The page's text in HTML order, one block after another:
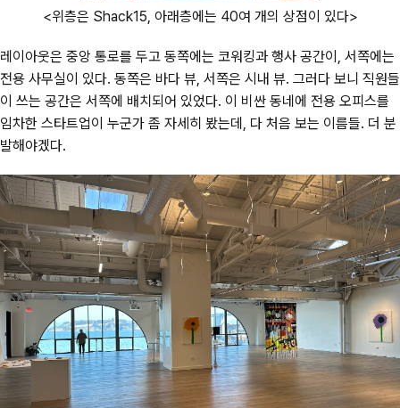
<위층은 Shack15, 아래층에는 40여 개의 상점이 있다>
레이아웃은 중앙 통로를 두고 동쪽에는 코워킹과 행사 공간이, 서쪽에는
전용 사무실이 있다. 동쪽은 바다 뷰, 서쪽은 시내 뷰. 그러다 보니 직원들
이 쓰는 공간은 서쪽에 배치되어 있었다. 이 비싼 동네에 전용 오피스를
임차한 스타트업이 누군가 좀 자세히 봤는데, 다 처음 보는 이름들. 더 분
발해야겠다.